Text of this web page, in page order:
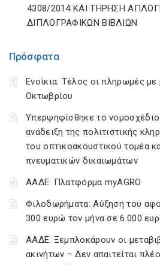
Πρόσφατα
Ενοίκια: Τέλος οι πληρωμές
Οκτωβρίου
Υπερψηφίσθηκε το νομοσχέδιο
ανάδειξη της πολιτιστικής
του οπτικοακουστικού τομέα
πνευματικών δικαιωμάτων
ΑΑΔΕ: Πλατφόρμα myAGRO
Φιλοδωρήματα: Αύξηση του
300 ευρώ τον μήνα σε 6.000
ΑΑΔΕ: Ξεμπλοκάρουν οι
ακινήτων – Δεν απαιτείται
4308/2014 ΚΑΙ ΤΗΡΗΣΗ
ΔΙΠΛΟΓΡΑΦΙΚΩΝ ΒΙΒΛΙΩΝ